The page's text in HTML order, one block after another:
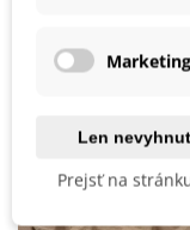
Mohli byste
Len
Prejsť na